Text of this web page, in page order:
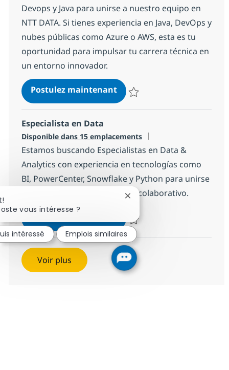
Devops y Java para unirse a nuestro equipo en
NTT DATA. Si tienes experiencia en Java, DevOps y
nubes públicas como Azure o AWS, esta es tu
oportunidad para impulsar tu carrera técnica en
un entorno innovador.
Postulez maintenantEspecialista en desarrollo
Especialista en Data
Disponible dans 15 emplacements
Estamos buscando Especialistas en Data &
Analytics con experiencia en tecnologías como
BI, PowerCenter, Snowflake y Python para unirse
a nuestro equipo innovador y colaborativo.
Especialista en Data
Sauvegarder Especialista en
Voir plus
vous intéresse ?
Fermer la notification du
intéressé Emplois similaires